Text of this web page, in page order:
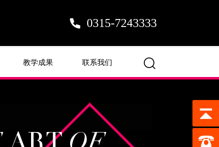
0315-7243333
教学成果 联系我们